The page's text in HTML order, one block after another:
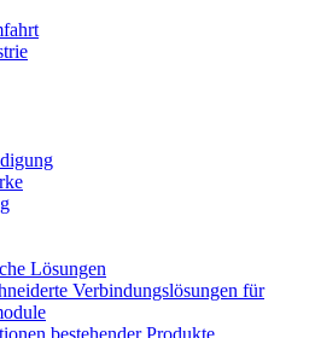
Lösungen
Verbindungslösungen für
bestehender Produkte